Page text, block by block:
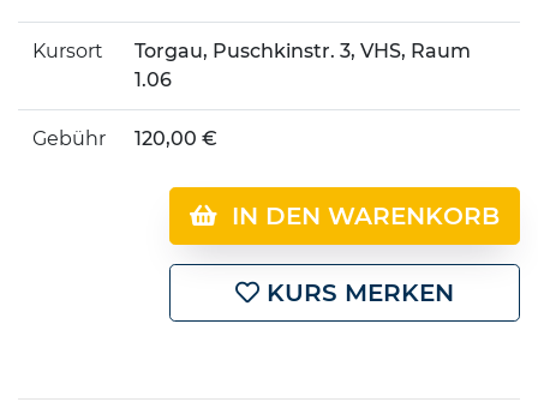
Kursort
Torgau, Puschkinstr. 3, VHS, Raum
1.06
Gebühr 120,00 €
IN DEN WARENKORB
KURS MERKEN